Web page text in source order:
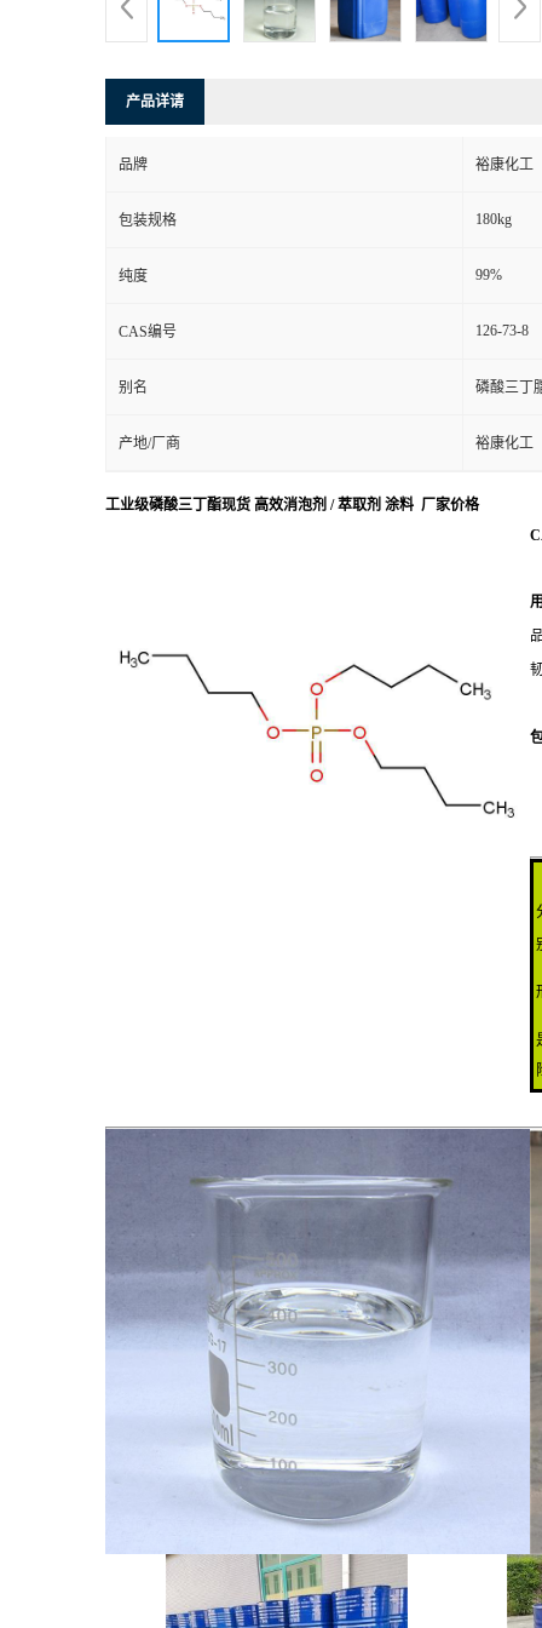
产品详请
品牌 裕康化工
包装规格 180kg
纯度 99%
CAS编号 126-73-8
别名 磷酸三丁
产地/厂商 裕康化工
工业级磷酸三丁酯现货 高效消泡剂 / 萃取剂 涂料 厂家价格